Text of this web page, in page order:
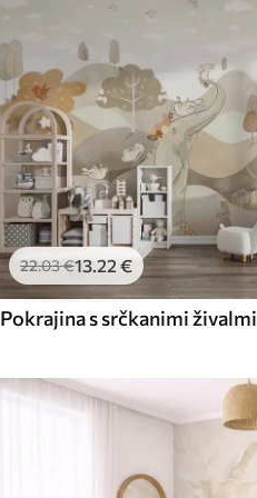
22.03€13.22 €
Pokrajina s srčkanimi živalmi